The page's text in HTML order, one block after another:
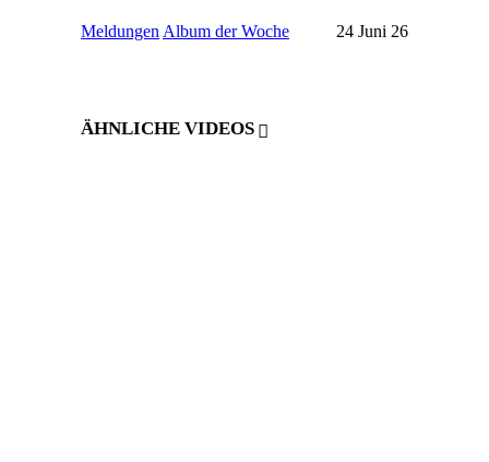
Meldungen Album der Woche 24 Juni 26
ÄHNLICHE VIDEOS